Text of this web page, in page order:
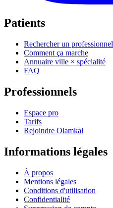
Patients
Rechercher un professionnel
Comment ça marche
Annuaire ville × spécialité
FAQ
Professionnels
Espace pro
Tarifs
Rejoindre Olamkal
Informations légales
À propos
Mentions légales
Conditions d'utilisation
Confidentialité